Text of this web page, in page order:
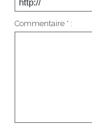
Commentaire * :